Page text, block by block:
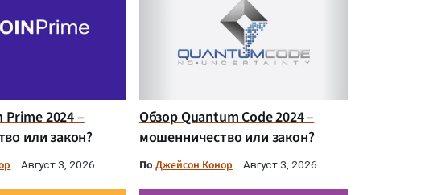
2024 –
или закон?
Август 3, 2026
Обзор Quantum Code 2024 –
мошенничество или закон?
По Джейсон Конор Август 3, 2026